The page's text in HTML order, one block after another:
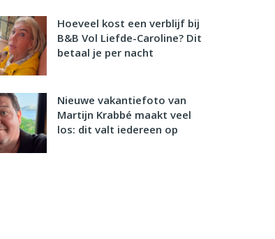
Hoeveel kost een verblijf bij
B&B Vol Liefde-Caroline? Dit
betaal je per nacht
Nieuwe vakantiefoto van
Martijn Krabbé maakt veel
los: dit valt iedereen op